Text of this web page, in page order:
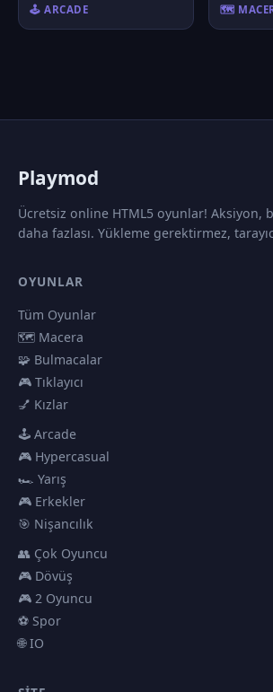
🕹️ ARCADE 🗺️
Playmod
Ücretsiz online HTML5 oyunlar! Aksiyon,
daha fazlası. Yükleme gerektirmez,
OYUNLAR
Tüm Oyunlar
🗺️ Macera
🧩 Bulmacalar
🎮 Tıklayıcı
💅 Kızlar
🕹️ Arcade
🎮 Hypercasual
🏎️ Yarış
🎮 Erkekler
🎯 Nişancılık
👥 Çok Oyuncu
🎮 Dövüş
🎮 2 Oyuncu
⚽ Spor
🌐 IO